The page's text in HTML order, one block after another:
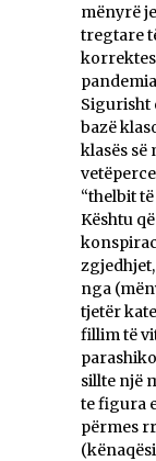
mënyrë
tregtare
Sigurisht
bazë
klasës së
“thelbit
Kështu
nga
tjetër
fillim të
sillte një
te figura
përmes